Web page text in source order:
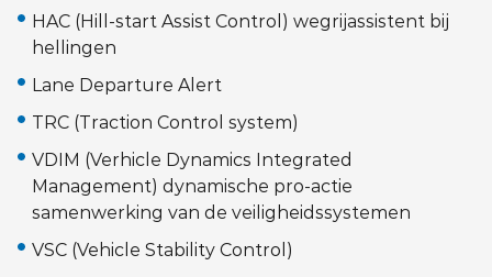
HAC (Hill-start Assist Control) wegrijassistent bij
hellingen
Lane Departure Alert
TRC (Traction Control system)
VDIM (Verhicle Dynamics Integrated
Management) dynamische pro-actie
samenwerking van de veiligheidssystemen
VSC (Vehicle Stability Control)